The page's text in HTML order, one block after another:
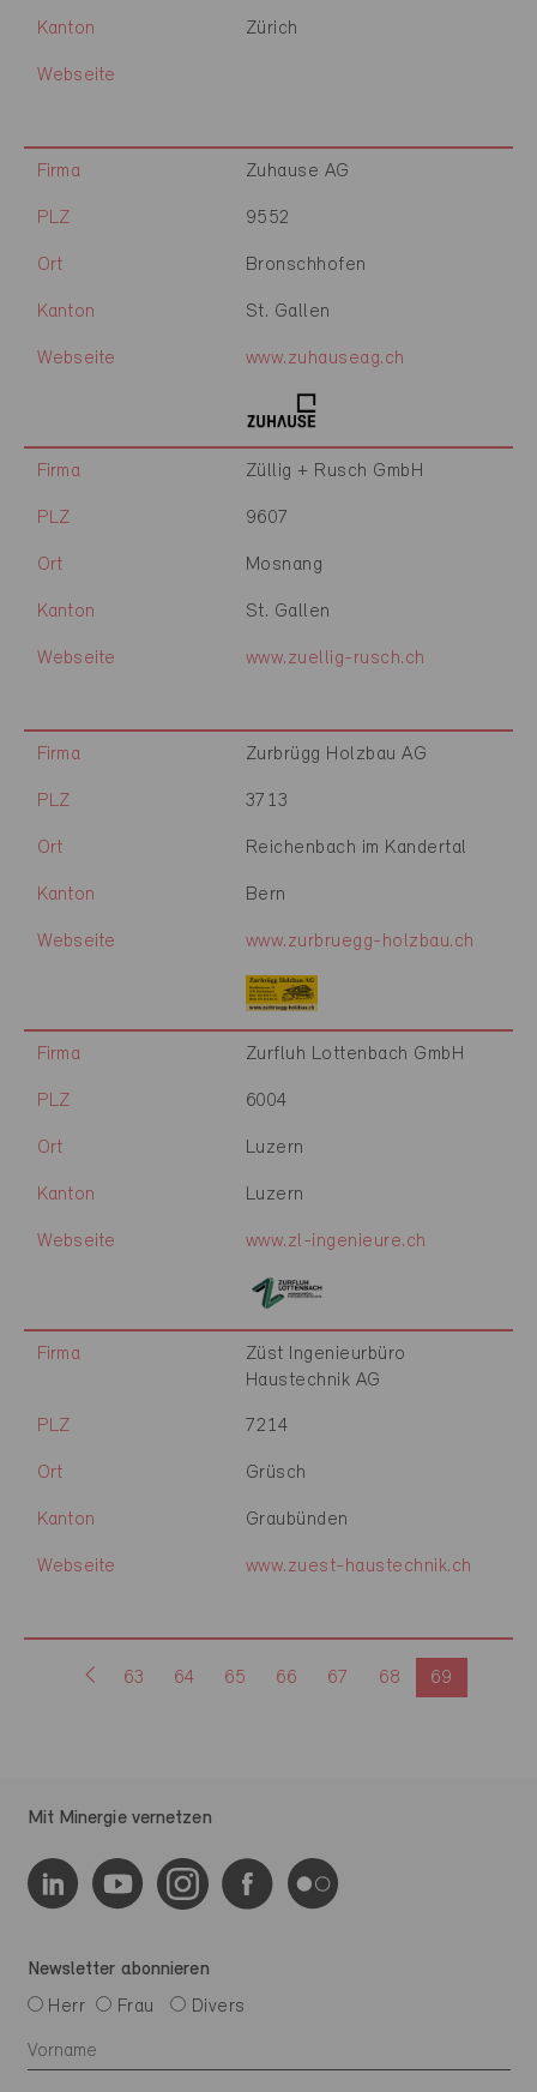
Kanton Zürich
Webseite
Firma Zuhause AG
PLZ 9552
Ort Bronschhofen
Kanton St. Gallen
Webseite www.zuhauseag.ch
Firma Züllig + Rusch GmbH
PLZ 9607
Ort Mosnang
Kanton St. Gallen
Webseite www.zuellig-rusch.ch
Firma Zurbrügg Holzbau AG
PLZ 3713
Ort Reichenbach im Kandertal
Kanton Bern
Webseite www.zurbruegg-holzbau.ch
Firma Zurfluh Lottenbach GmbH
PLZ 6004
Ort Luzern
Kanton Luzern
Webseite www.zl-ingenieure.ch
Firma
Züst Ingenieurbüro
Haustechnik AG
PLZ 7214
Ort Grüsch
Kanton Graubünden
Webseite www.zuest-haustechnik.ch
63 64 65 66 67 68 69
Mit Minergie vernetzen
Newsletter abonnieren
Herr
Frau Divers